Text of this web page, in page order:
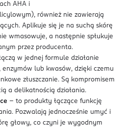
AHA i
również nie zawierają
Aplikuje się je na suchą skórę
wmasowuje, a następnie spłukuje
przez producenta.
w jednej formule działanie
lub kwasów, dzięki czemu
złuszczanie. Są kompromisem
a delikatnością działania.
– to produkty łączące funkcję
Pozwalają jednocześnie umyć i
głowy, co czyni je wygodnym